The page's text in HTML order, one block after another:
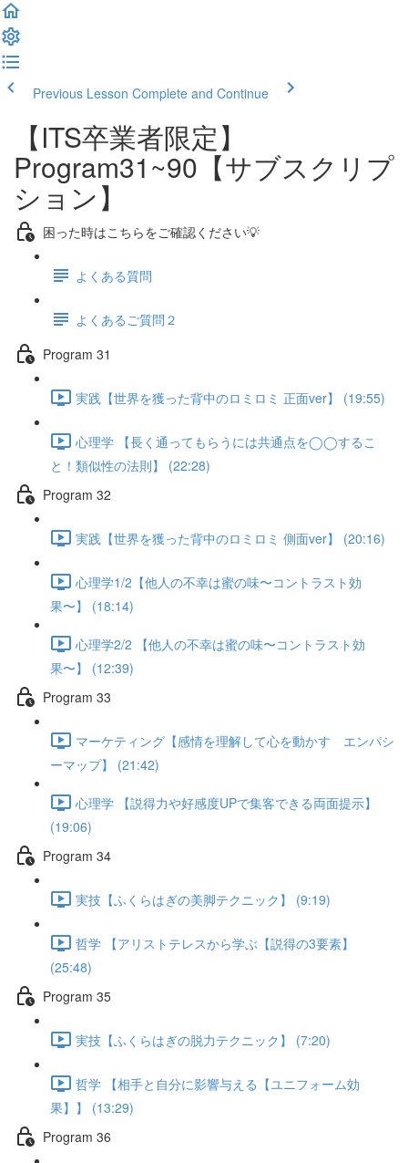
Previous Lesson Complete and Continue
【ITS卒業者限定】
Program31~90【サブスクリプ
ション】
困った時はこちらをご確認ください💡
よくある質問
よくあるご質問２
Program 31
実践【世界を獲った背中のロミロミ 正面ver】 (19:55)
心理学 【長く通ってもらうには共通点を◯◯するこ
と！類似性の法則】 (22:28)
Program 32
実践【世界を獲った背中のロミロミ 側面ver】 (20:16)
心理学1/2【他人の不幸は蜜の味〜コントラスト効
果〜】 (18:14)
心理学2/2 【他人の不幸は蜜の味〜コントラスト効
果〜】 (12:39)
Program 33
マーケティング【感情を理解して心を動かす エンパシ
ーマップ】 (21:42)
心理学 【説得力や好感度UPで集客できる両面提示】
(19:06)
Program 34
実技【ふくらはぎの美脚テクニック】 (9:19)
哲学 【アリストテレスから学ぶ【説得の3要素】
(25:48)
Program 35
実技【ふくらはぎの脱力テクニック】 (7:20)
哲学 【相手と自分に影響与える【ユニフォーム効
果】】 (13:29)
Program 36